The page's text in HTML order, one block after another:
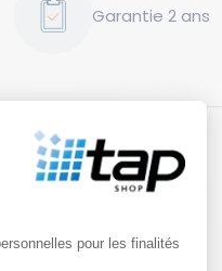
Garantie 2 ans